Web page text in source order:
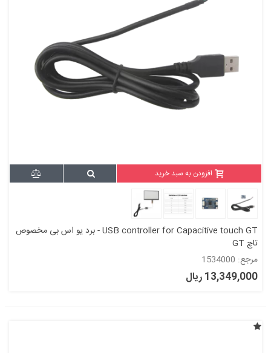
افزودن به سبد خرید
USB controller for Capacitive touch GT - برد یو اس بی مخصوص
تاچ GT
مرجع: 1534000
13,349,000 ریال